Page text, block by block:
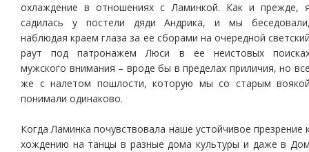
охлаждение в отношениях с Ламинкой. Как и прежде,
садилась у постели дяди Андрика, и мы
наблюдая краем глаза за ее сборами на очередной
раут под патронажем Люси в ее неистовых
мужского внимания – вроде бы в пределах приличия, но
же с налетом пошлости, которую мы со старым
понимали одинаково.
Когда Ламинка почувствовала наше устойчивое презрение
хождению на танцы в разные дома культуры и даже в